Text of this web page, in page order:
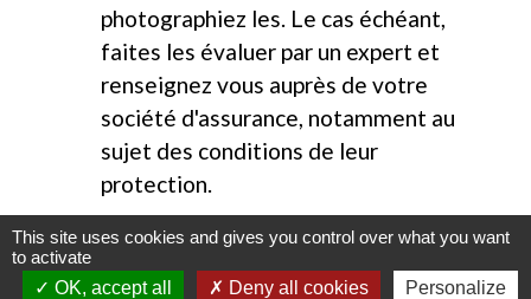
photographiez les. Le cas échéant,
faites les évaluer par un expert et
renseignez vous auprès de votre
société d'assurance, notamment au
sujet des conditions de leur
protection.
This site uses cookies and gives you control over what you want
to activate
OK, accept all
Deny all cookies Personalize